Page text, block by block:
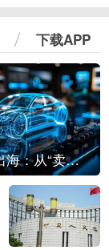
下载APP
中国汽车出海：从“卖出去”到“走进去”